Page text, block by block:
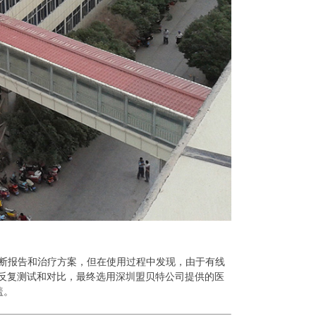
报告和治疗方案，但在使用过程中发现，由于有线
复测试和对比，最终选用深圳盟贝特公司提供的医